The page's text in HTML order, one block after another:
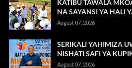
KATIBU TAWALA
NA SAYANSI YA HALI
August 07, 2026
SERIKALI YAHIMIZA
NISHATI SAFI YA
August 07, 2026